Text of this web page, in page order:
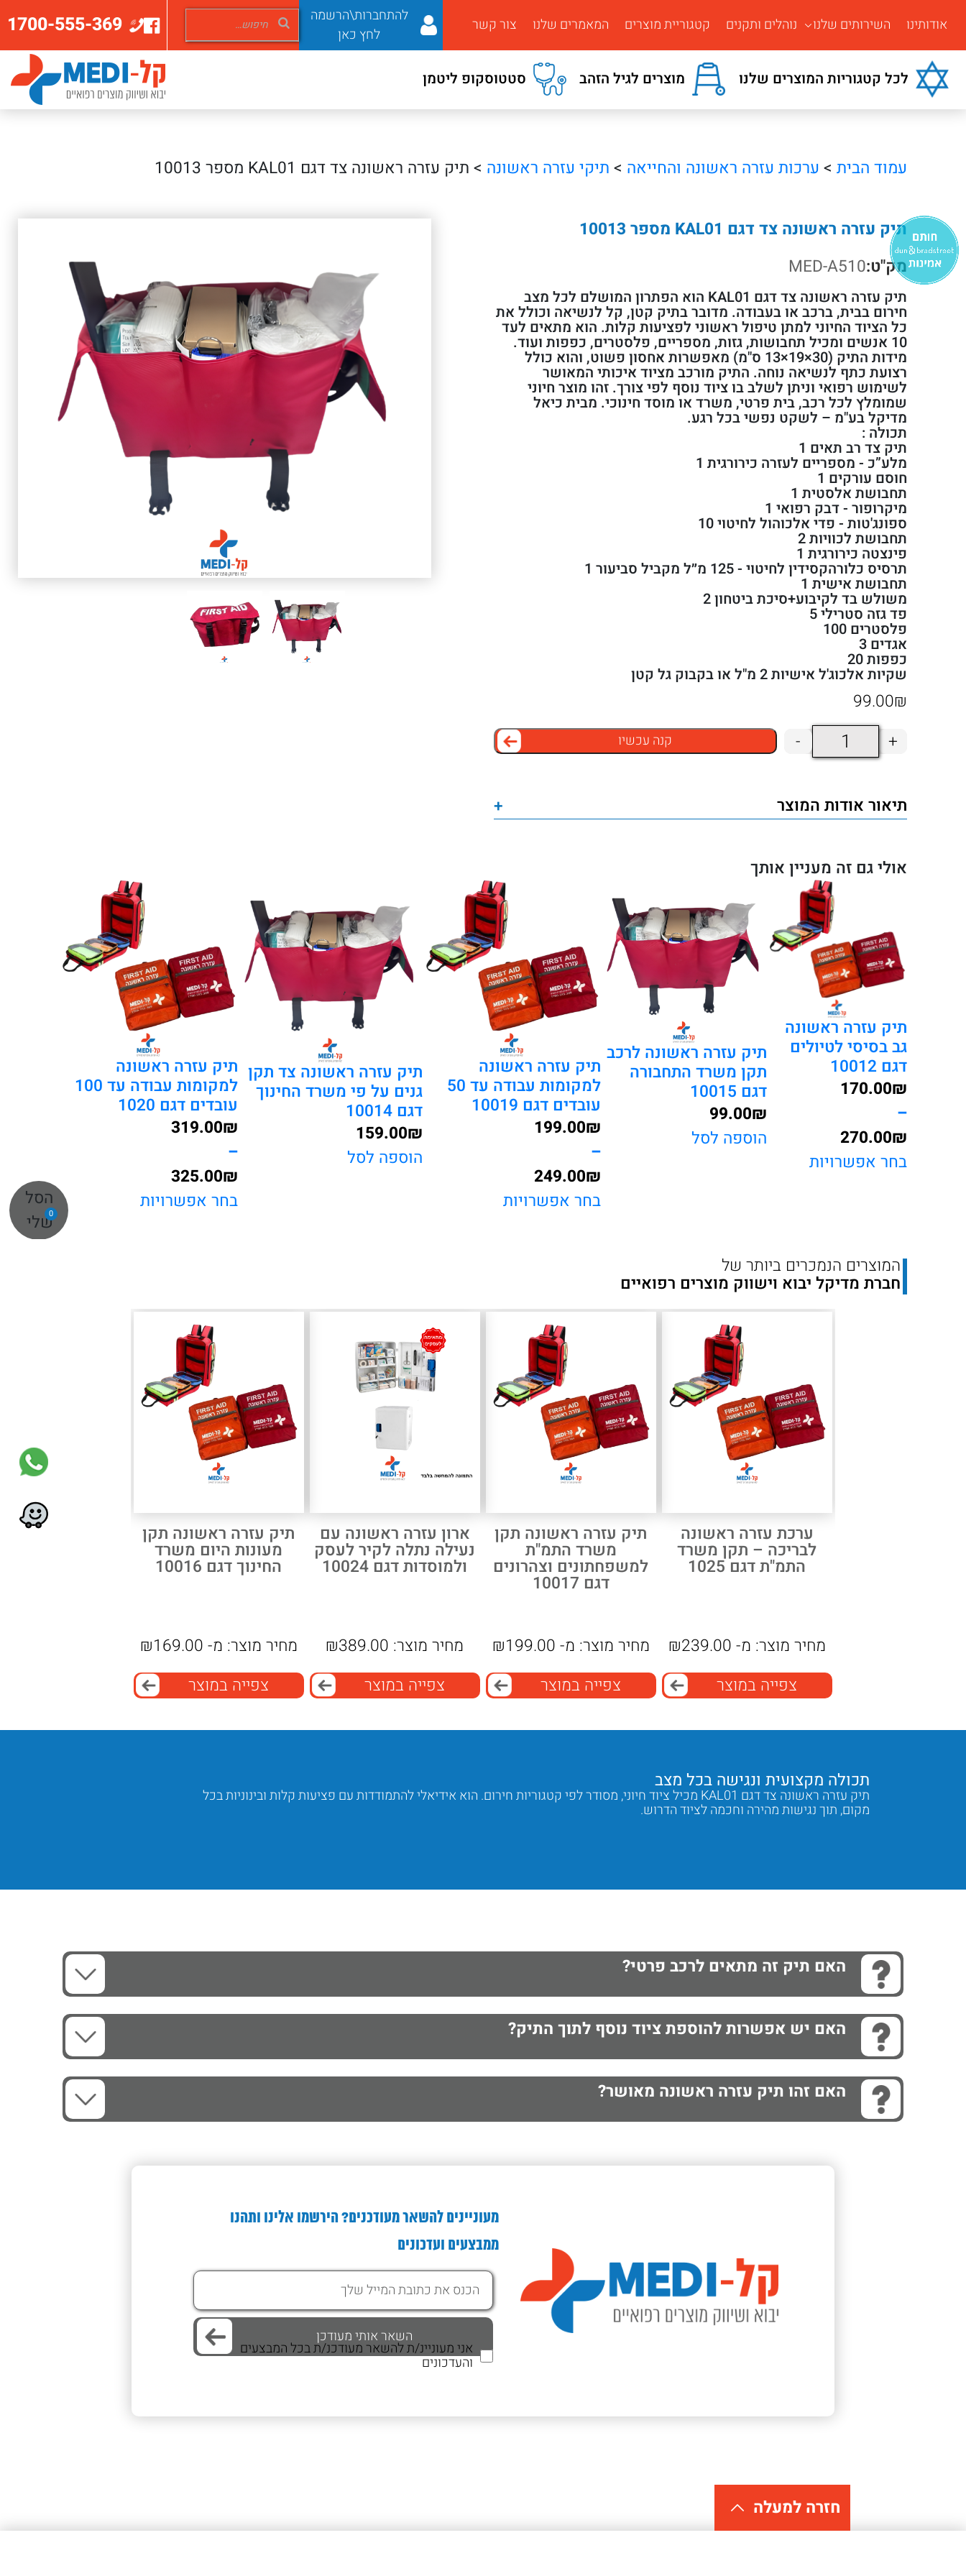
אודותינו השירותים שלנו נוהלים ותקנים קטגוריית מוצרים המאמרים שלנו צור קשר
להתחברות\הרשמה
לחץ כאן
1700-555-369
לכל קטגוריות המוצרים שלנו מוצרים לגיל הזהב סטטוסקופ ליטמן
0
הסל
שלי
עמוד הבית > ערכות עזרה ראשונה והחייאה > תיקי עזרה ראשונה > תיק עזרה ראשונה צד דגם KAL01 מספר 10013
תיק עזרה ראשונה צד דגם KAL01 מספר 10013
מק"ט:MED-A510
תיק עזרה ראשונה צד דגם KAL01 הוא הפתרון המושלם לכל מצב
חירום בבית, ברכב או בעבודה. מדובר בתיק קטן, קל לנשיאה וכולל את
כל הציוד החיוני למתן טיפול ראשוני לפציעות קלות. הוא מתאים לעד
10 אנשים ומכיל תחבושות, גזות, מספריים, פלסטרים, כפפות ועוד.
מידות התיק (30×19×13 ס"מ) מאפשרות אחסון פשוט, והוא כולל
רצועת כתף לנשיאה נוחה. התיק מורכב מציוד איכותי המאושר
לשימוש רפואי וניתן לשלב בו ציוד נוסף לפי צורך. זהו מוצר חיוני
שמומלץ לכל רכב, בית פרטי, משרד או מוסד חינוכי. מבית כיאל
מדיקל בע"מ – לשקט נפשי בכל רגע.
תכולה :
תיק צד רב תאים 1
מלע”כ - מספריים לעזרה כירורגית 1
חוסם עורקים 1
תחבושת אלסטית 1
מיקרופור - דבק רפואי 1
ספונג'טות - פדי אלכוהול לחיטוי 10
תחבושת לכוויות 2
פינצטה כירורגית 1
תרסיס כלורהקסידין לחיטוי - 125 מ״ל מקביל סביעור 1
תחבושת אישית 1
משולש בד לקיבוע+סיכת ביטחון 2
פד גזה סטרילי 5
פלסטרים 100
אגדים 3
כפפות 20
שקיות אלכוג'ל אישיות 2 מ"ל או בקבוק גל קטן
₪
99.00
+
כמות
של
עזרה
צד
KAL01
מספר
10013
- קנה עכשיו
תיאור אודות המוצר +
אולי גם זה מעניין אותך
תיק עזרה ראשונה
גב בסיסי לטיולים
דגם 10012
₪
170.00
–
₪
270.00
טווח
בחר אפשרויות
תיק עזרה ראשונה לרכב
תקן משרד התחבורה
דגם 10015
₪
99.00
הוספה לסל
תיק עזרה ראשונה
למקומות עבודה עד 50
עובדים דגם 10019
₪
199.00
–
₪
249.00
טווח
בחר אפשרויות
תיק עזרה ראשונה צד תקן
גנים על פי משרד החינוך
דגם 10014
₪
159.00
הוספה לסל
תיק עזרה ראשונה
למקומות עבודה עד 100
עובדים דגם 1020
₪
319.00
–
₪
325.00
טווח
בחר אפשרויות
המוצרים הנמכרים ביותר של
חברת מדיקל יבוא וישווק מוצרים רפואיים
ערכת עזרה ראשונה
לבריכה – תקן משרד
התמ"ת דגם 1025
מחיר מוצר: מ- ₪239.00
צפייה במוצר
תיק עזרה ראשונה תקן
משרד התמ"ת
למשפחתונים וצהרונים
דגם 10017
מחיר מוצר: מ- ₪199.00
צפייה במוצר
ארון עזרה ראשונה עם
נעילה נתלה לקיר לעסק
ולמוסדות דגם 10024
מחיר מוצר: ₪389.00
צפייה במוצר
תיק עזרה ראשונה תקן
מעונות היום משרד
החינוך דגם 10016
מחיר מוצר: מ- ₪169.00
צפייה במוצר
תכולה מקצועית ונגישה בכל מצב
תיק עזרה ראשונה צד דגם KAL01 מכיל ציוד חיוני, מסודר לפי קטגוריות חירום. הוא אידיאלי להתמודדות עם פציעות קלות ובינוניות בכל
מקום, תוך נגישות מהירה וחכמה לציוד הדרוש.
האם תיק זה מתאים לרכב פרטי?
האם יש אפשרות להוספת ציוד נוסף לתוך התיק?
האם זהו תיק עזרה ראשונה מאושר?
מעוניינים להשאר מעודכנים? הירשמו אלינו ותהנו
ממבצעים ועדכונים
אני מעוניינ/ת להשאר מעודכנ/ת בכל המבצעים
והעדכונים
חזרה למעלה